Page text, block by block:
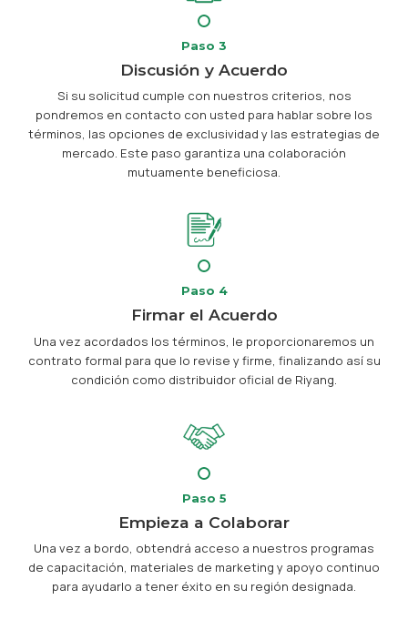
Paso 3
Discusión y Acuerdo
Si su solicitud cumple con nuestros criterios, nos
pondremos en contacto con usted para hablar sobre los
términos, las opciones de exclusividad y las estrategias de
mercado. Este paso garantiza una colaboración
mutuamente beneficiosa.
Paso 4
Firmar el Acuerdo
Una vez acordados los términos, le proporcionaremos un
contrato formal para que lo revise y firme, finalizando así su
condición como distribuidor oficial de Riyang.
Paso 5
Empieza a Colaborar
Una vez a bordo, obtendrá acceso a nuestros programas
de capacitación, materiales de marketing y apoyo continuo
para ayudarlo a tener éxito en su región designada.